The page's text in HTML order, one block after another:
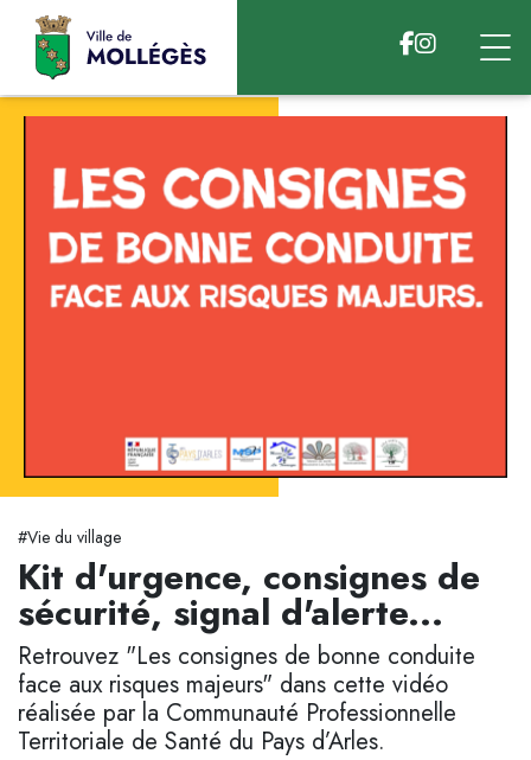
Accéder au contenu
#Vie du village
Kit d'urgence, consignes de
sécurité, signal d'alerte...
Retrouvez "Les consignes de bonne conduite
face aux risques majeurs" dans cette vidéo
réalisée par la Communauté Professionnelle
Territoriale de Santé du Pays d’Arles.